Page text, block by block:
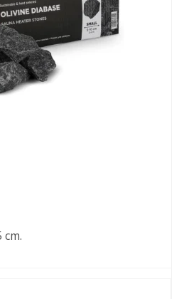
cm.